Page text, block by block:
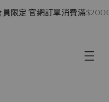
官網訂單消費滿$2000 即享